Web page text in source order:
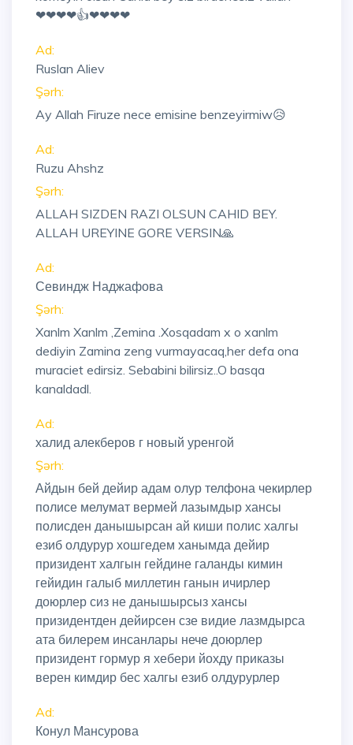
❤❤❤❤👍❤❤❤❤
Ad:
Ruslan Aliev
Şərh:
Ay Allah Firuze nece emisine benzeyirmiw😥
Ad:
Ruzu Ahshz
Şərh:
ALLAH SIZDEN RAZI OLSUN CAHID BEY.
ALLAH UREYINE GORE VERSIN🙏
Ad:
Севиндж Наджафова
Şərh:
Xanlm Xanlm ,Zemina .Xosqadam x o xanlm
dediyin Zamina zeng vurmayacaq,her defa ona
muraciet edirsiz. Sebabini bilirsiz..O basqa
kanaldadl.
Ad:
халид алекберов г новый уренгой
Şərh:
Айдын бей дейир адам олур телфона чекирлер
полисе мелумат вермей лазымдыр хансы
полисден данышырсан ай киши полис халгы
езиб олдурур хошгедем ханымда дейир
призидент халгын гейдине галанды кимин
гейидин галыб миллетин ганын ичирлер
доюрлер сиз не данышырсыз хансы
призидентден дейирсен сзе видие лазмдырса
ата билерем инсанлары нече доюрлер
призидент гормур я хебери йохду приказы
верен кимдир бес халгы езиб олдурурлер
Ad:
Конул Мансурова